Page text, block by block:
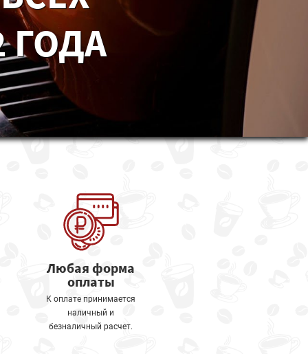
ГОДА
Любая форма
оплаты
К оплате принимается
наличный и
безналичный расчет.